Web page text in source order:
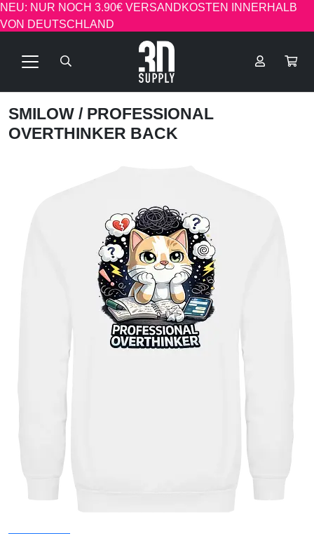
NEU: NUR NOCH 3.90€ VERSANDKOSTEN INNERHALB
VON DEUTSCHLAND
SMILOW / PROFESSIONAL
OVERTHINKER BACK